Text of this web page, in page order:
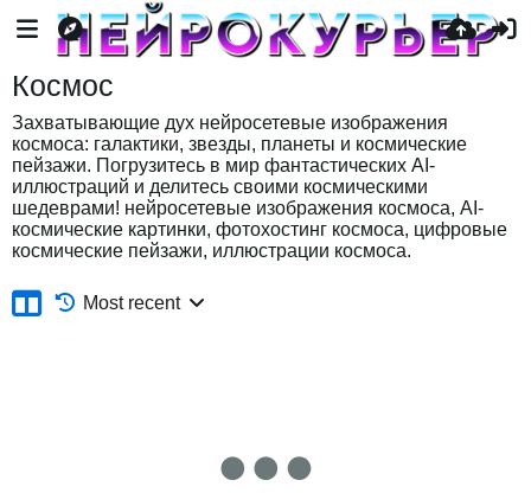
Космос
Захватывающие дух нейросетевые изображения
космоса: галактики, звезды, планеты и космические
пейзажи. Погрузитесь в мир фантастических AI-
иллюстраций и делитесь своими космическими
шедеврами! нейросетевые изображения космоса, AI-
космические картинки, фотохостинг космоса, цифровые
космические пейзажи, иллюстрации космоса.
Most recent